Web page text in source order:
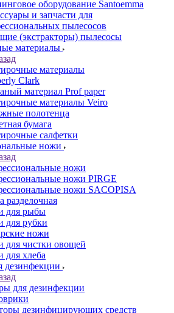
оборудование Santoemma
и запчасти для
пылесосов
(экстракторы) пылесосы
материалы
материалы
Clark
материал Prof paper
материалы Veiro
полотенца
бумага
салфетки
ножи
ножи
ножи PIRGE
ножи SACOPISA
разделочная
для рыбы
для рубки
ножи
для чистки овощей
для хлеба
дезинфекции
для дезинфекции
дезинфицирующих средств